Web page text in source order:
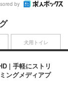
by
| 手軽にストリ
ングメディアプ
犬用トイレ